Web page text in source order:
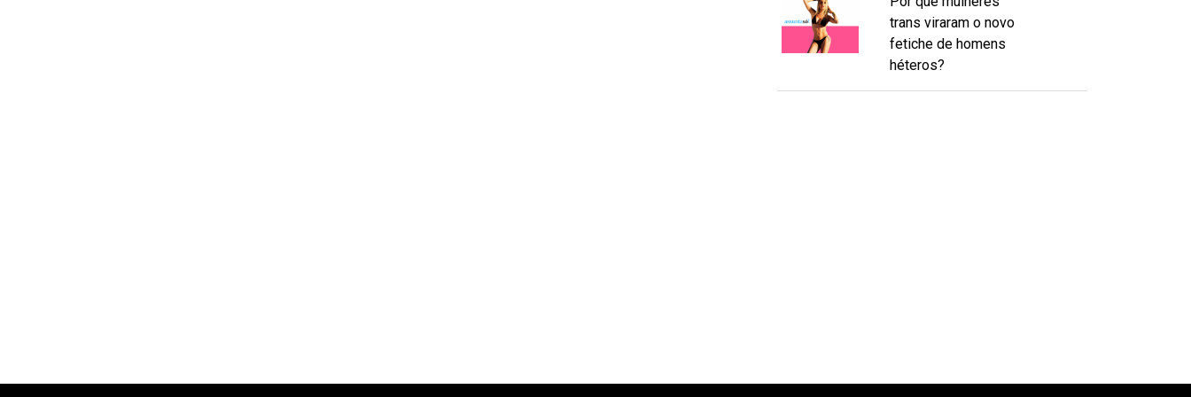
trans viraram o novo
fetiche de homens
héteros?